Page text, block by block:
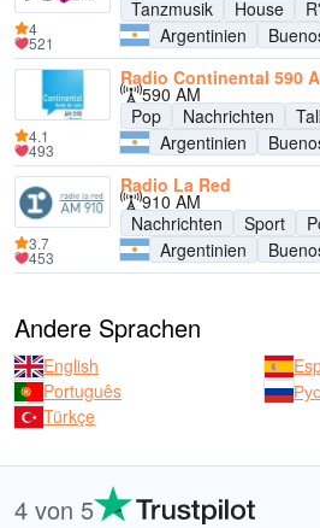
Tanzmusik
House
Argentinien
4
521
Radio Continental 590
590 AM
Pop
Nachrichten
Argentinien
4.1
493
Radio La Red
910 AM
Nachrichten
Sport
Argentinien
3.7
453
Andere Sprachen
English
Português
Türkçe
4 von 5